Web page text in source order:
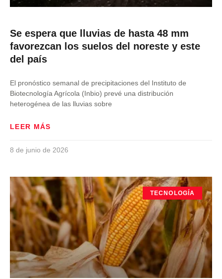
Se espera que lluvias de hasta 48 mm
favorezcan los suelos del noreste y este
del país
El pronóstico semanal de precipitaciones del Instituto de
Biotecnología Agrícola (Inbio) prevé una distribución
heterogénea de las lluvias sobre
LEER MÁS
8 de junio de 2026
TECNOLOGÍA